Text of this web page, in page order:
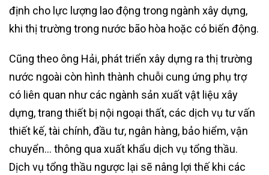
định cho lực lượng lao động trong ngành xây dựng,
khi thị trường trong nước bão hòa hoặc có biến động.
Cũng theo ông Hải, phát triển xây dựng ra thị trường
nước ngoài còn hình thành chuỗi cung ứng phụ trợ
có liên quan như các ngành sản xuất vật liệu xây
dựng, trang thiết bị nội ngoại thất, các dịch vụ tư vấn
thiết kế, tài chính, đầu tư, ngân hàng, bảo hiểm, vận
chuyển… thông qua xuất khẩu dịch vụ tổng thầu.
Dịch vụ tổng thầu ngược lại sẽ nâng lợi thế khi các